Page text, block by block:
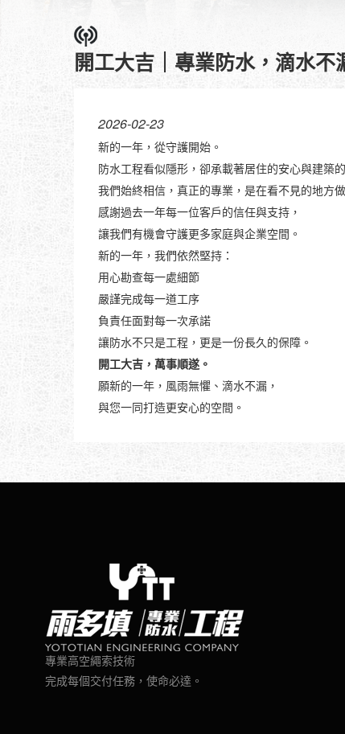
開工大吉｜專業防水，滴水不
2026-02-23
新的一年，從守護開始。
防水工程看似隱形，卻承載著居住的安心與建築
我們始終相信，真正的專業，是在看不見的地方
感謝過去一年每一位客戶的信任與支持，
讓我們有機會守護更多家庭與企業空間。
新的一年，我們依然堅持：
用心勘查每一處細節
嚴謹完成每一道工序
負責任面對每一次承諾
讓防水不只是工程，更是一份長久的保障。
開工大吉，萬事順遂。
願新的一年，風雨無懼、滴水不漏，
與您一同打造更安心的空間。
專業高空繩索技術
完成每個交付任務，使命必達。